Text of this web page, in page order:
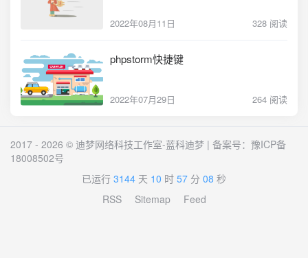
2022年08月11日 328 阅读
phpstorm快捷键
2022年07月29日 264 阅读
2017 - 2026 © 迪梦网络科技工作室-蓝科迪梦 | 备案号： 豫ICP备
18008502号
已运行 3144 天 10 时 57 分 08 秒
RSS
Sitemap Feed